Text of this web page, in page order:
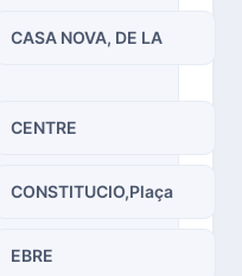
CASA NOVA, DE LA
CENTRE
CONSTITUCIO,Plaça
EBRE